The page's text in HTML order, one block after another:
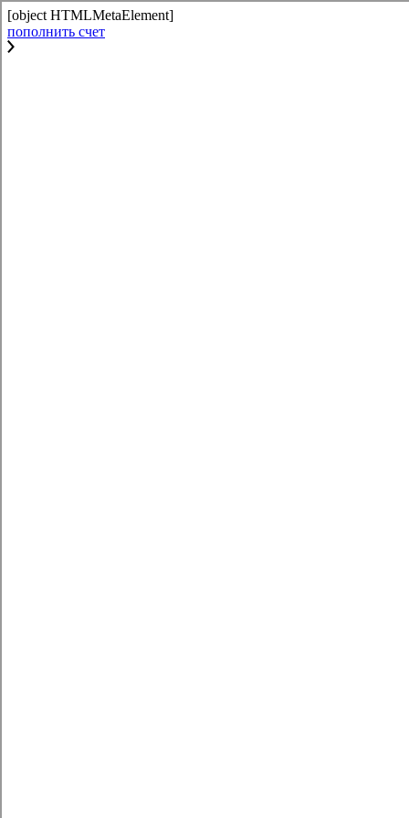
[object HTMLMetaElement]
пополнить счет